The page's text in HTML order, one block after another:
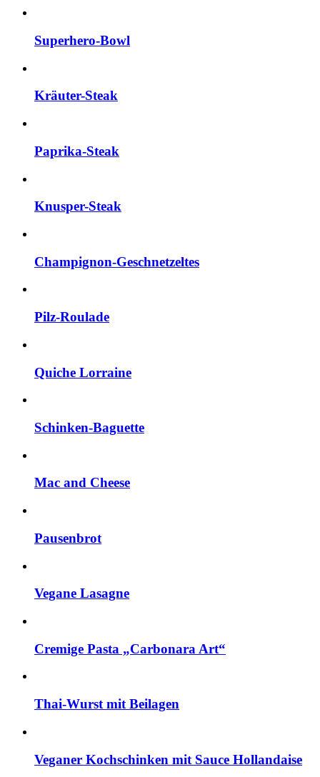
Superhero-Bowl
Kräuter-Steak
Paprika-Steak
Knusper-Steak
Champignon-Geschnetzeltes
Pilz-Roulade
Quiche Lorraine
Schinken-Baguette
Mac and Cheese
Pausenbrot
Vegane Lasagne
Cremige Pasta „Carbonara Art“
Thai-Wurst mit Beilagen
Veganer Kochschinken mit Sauce Hollandaise